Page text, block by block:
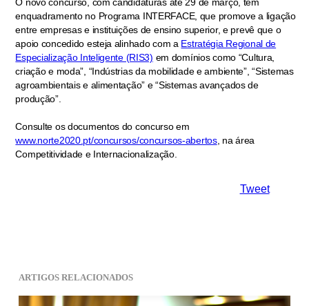
enquadramento no Programa INTERFACE, que promove a ligação
entre empresas e instituições de ensino superior, e prevê que o
apoio concedido esteja alinhado com a Estratégia Regional de
Especialização Inteligente (RIS3) em domínios como “Cultura,
criação e moda”, “Indústrias da mobilidade e ambiente”, “Sistemas
agroambientais e alimentação” e “Sistemas avançados de
produção”.
Consulte os documentos do concurso em
www.norte2020.pt/concursos/concursos-abertos, na área
Competitividade e Internacionalização.
Tweet
ARTIGOS RELACIONADOS